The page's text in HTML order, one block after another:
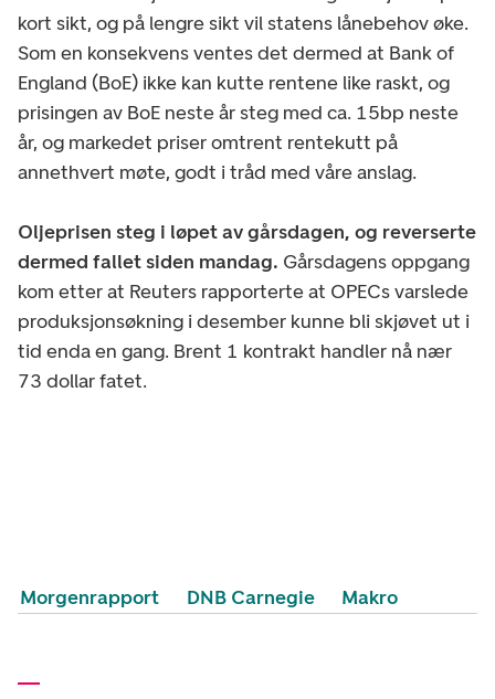
kort sikt, og på lengre sikt vil statens lånebehov øke.
Som en konsekvens ventes det dermed at Bank of
England (BoE) ikke kan kutte rentene like raskt, og
prisingen av BoE neste år steg med ca. 15bp neste
år, og markedet priser omtrent rentekutt på
annethvert møte, godt i tråd med våre anslag.
Oljeprisen steg i løpet av gårsdagen, og reverserte
dermed fallet siden mandag. Gårsdagens oppgang
kom etter at Reuters rapporterte at OPECs varslede
produksjonsøkning i desember kunne bli skjøvet ut i
tid enda en gang. Brent 1 kontrakt handler nå nær
73 dollar fatet.
Morgenrapport DNB Carnegie Makro